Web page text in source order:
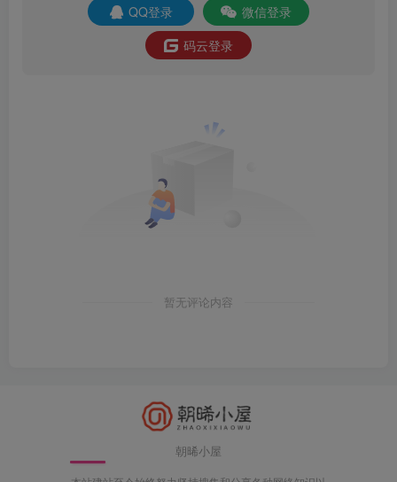
QQ登录
微信登录
码云登录
暂无评论内容
朝晞小屋